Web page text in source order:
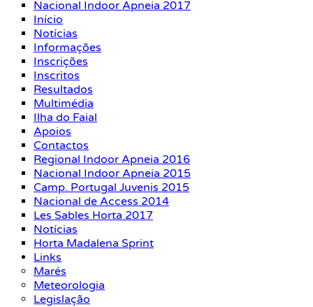
Nacional Indoor Apneia 2017
Início
Notícias
Informações
Inscrições
Inscritos
Resultados
Multimédia
Ilha do Faial
Apoios
Contactos
Regional Indoor Apneia 2016
Nacional Indoor Apneia 2015
Camp. Portugal Juvenis 2015
Nacional de Access 2014
Les Sables Horta 2017
Notícias
Horta Madalena Sprint
Links
Marés
Meteorologia
Legislação